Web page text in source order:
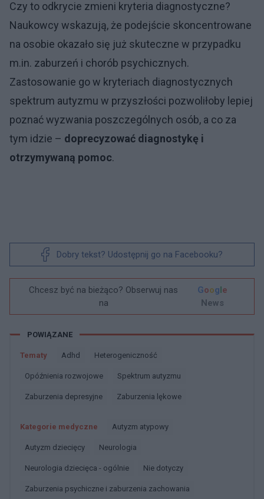
Czy to odkrycie zmieni kryteria diagnostyczne?
Naukowcy wskazują, że podejście skoncentrowane
na osobie okazało się już skuteczne w przypadku
m.in. zaburzeń i chorób psychicznych.
Zastosowanie go w kryteriach diagnostycznych
spektrum autyzmu w przyszłości pozwoliłoby lepiej
poznać wyzwania poszczególnych osób, a co za
tym idzie – doprecyzować diagnostykę i
otrzymywaną pomoc.
Dobry tekst? Udostępnij go na Facebooku?
Chcesz być na bieżąco? Obserwuj nas
na
Google
News
POWIĄZANE
Tematy Adhd Heterogeniczność
Opóźnienia rozwojowe Spektrum autyzmu
Zaburzenia depresyjne Zaburzenia lękowe
Kategorie medyczne Autyzm atypowy
Autyzm dziecięcy Neurologia
Neurologia dziecięca - ogólnie Nie dotyczy
Zaburzenia psychiczne i zaburzenia zachowania